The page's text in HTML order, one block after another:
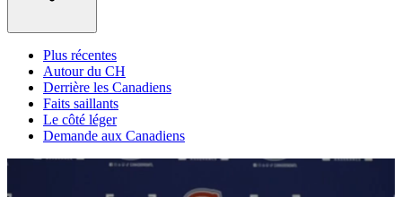
Plus récentes
Autour du CH
Derrière les Canadiens
Faits saillants
Le côté léger
Demande aux Canadiens